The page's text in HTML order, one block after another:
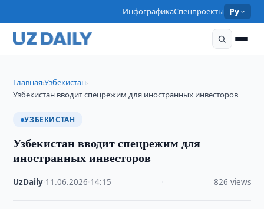
ИнфографикаСпецпроекты Ру
Главная›Узбекистан›
Узбекистан вводит спецрежим для иностранных инвесторов
УЗБЕКИСТАН
Узбекистан вводит спецрежим для
иностранных инвесторов
UzDaily 11.06.2026 14:15 826 views